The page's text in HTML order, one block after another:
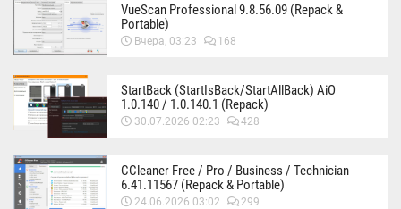
VueScan Professional 9.8.56.09 (Repack &
Portable)
Вчера, 03:23 168
StartBack (StartIsBack/StartAllBack) AiO
1.0.140 / 1.0.140.1 (Repack)
30.07.2026 02:23 428
CCleaner Free / Pro / Business / Technician
6.41.11567 (Repack & Portable)
24.06.2026 03:02 299